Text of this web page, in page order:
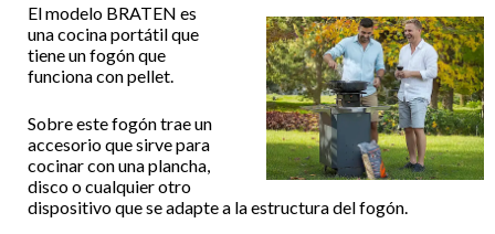
El modelo BRATEN es
una cocina portátil que
tiene un fogón que
funciona con pellet.
Sobre este fogón trae un
accesorio que sirve para
cocinar con una plancha,
disco o cualquier otro
dispositivo que se adapte a la estructura del fogón.